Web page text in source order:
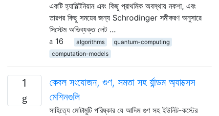
একটি হ্যামিল্টনিয়ান এবং কিছু প্রাথমিক অবস্থায় নকশা, এবং
তারপর কিছু সময়ের জন্য Schrodinger সমীকরণ অনুসারে
সিস্টেম অভিব্যক্ত লেট …
16
algorithms
quantum-computing
computation-models
1
কেবল সংযোজন, গুণ, সমতা সহ র্যান্ডম অ্যাক্সেস
মেশিনগুলি
সাহিত্যে মোটামুটি পরিষ্কার যে আদিম গুণ সহ ইউনিট-কস্টের